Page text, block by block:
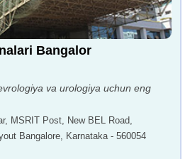
Bangalor
va urologiya uchun eng
MSRIT Post, New BEL Road,
Bangalore, Karnataka - 560054